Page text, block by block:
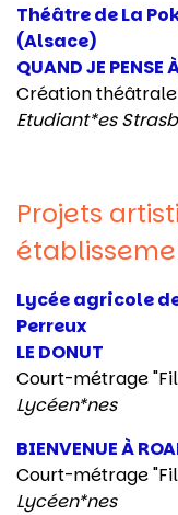
Théâtre de La
(Alsace)
QUAND JE PENSE
Création
Etudiant*es
Projets
Lycée agricole
Perreux
LE DONUT
Court-métrage
Lycéen*nes
BIENVENUE À
Court-métrage
Lycéen*nes